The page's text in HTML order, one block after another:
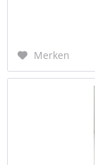
Merken